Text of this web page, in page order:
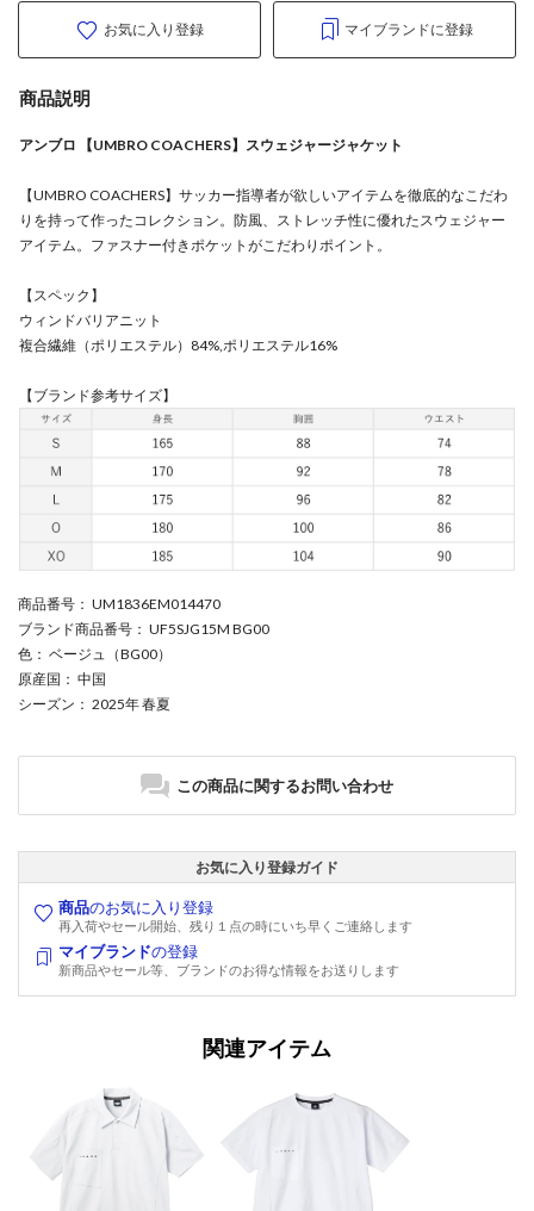
お気に入り登録 マイブランドに登録
商品説明
アンブロ 【UMBRO COACHERS】スウェジャージャケット
【UMBRO COACHERS】サッカー指導者が欲しいアイテムを徹底的なこだわ
りを持って作ったコレクション。防風、ストレッチ性に優れたスウェジャー
アイテム。ファスナー付きポケットがこだわりポイント。
【スペック】
ウィンドバリアニット
複合繊維（ポリエステル）84%,ポリエステル16%
【ブランド参考サイズ】
商品番号 ： UM1836EM014470
ブランド商品番号 ： UF5SJG15M BG00
色 ： ベージュ（BG00）
原産国 ： 中国
シーズン ： 2025年 春夏
この商品に関するお問い合わせ
お気に入り登録ガイド
商品のお気に入り登録
再入荷やセール開始、残り１点の時にいち早くご連絡します
マイブランドの登録
新商品やセール等、ブランドのお得な情報をお送りします
関連アイテム